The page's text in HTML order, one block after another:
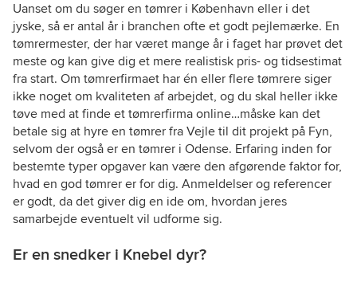
Uanset om du søger en tømrer i København eller i det
jyske, så er antal år i branchen ofte et godt pejlemærke. En
tømrermester, der har været mange år i faget har prøvet det
meste og kan give dig et mere realistisk pris- og tidsestimat
fra start. Om tømrerfirmaet har én eller flere tømrere siger
ikke noget om kvaliteten af arbejdet, og du skal heller ikke
tøve med at finde et tømrerfirma online…måske kan det
betale sig at hyre en tømrer fra Vejle til dit projekt på Fyn,
selvom der også er en tømrer i Odense. Erfaring inden for
bestemte typer opgaver kan være den afgørende faktor for,
hvad en god tømrer er for dig. Anmeldelser og referencer
er godt, da det giver dig en ide om, hvordan jeres
samarbejde eventuelt vil udforme sig.
Er en snedker i Knebel dyr?